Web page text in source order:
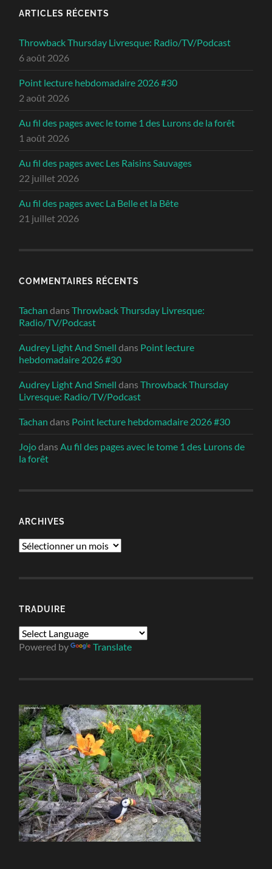
ARTICLES RÉCENTS
Throwback Thursday Livresque: Radio/TV/Podcast
6 août 2026
Point lecture hebdomadaire 2026 #30
2 août 2026
Au fil des pages avec le tome 1 des Lurons de la forêt
1 août 2026
Au fil des pages avec Les Raisins Sauvages
22 juillet 2026
Au fil des pages avec La Belle et la Bête
21 juillet 2026
COMMENTAIRES RÉCENTS
Tachan dansThrowback Thursday Livresque:
Radio/TV/Podcast
Audrey Light And Smell dans Point lecture
hebdomadaire 2026 #30
Audrey Light And Smell dansThrowback Thursday
Livresque: Radio/TV/Podcast
Tachan dans Point lecture hebdomadaire 2026 #30
JojodansAu fil des pages avec le tome 1 des Lurons de
la forêt
ARCHIVES
Archives
TRADUIRE
Powered by Translate